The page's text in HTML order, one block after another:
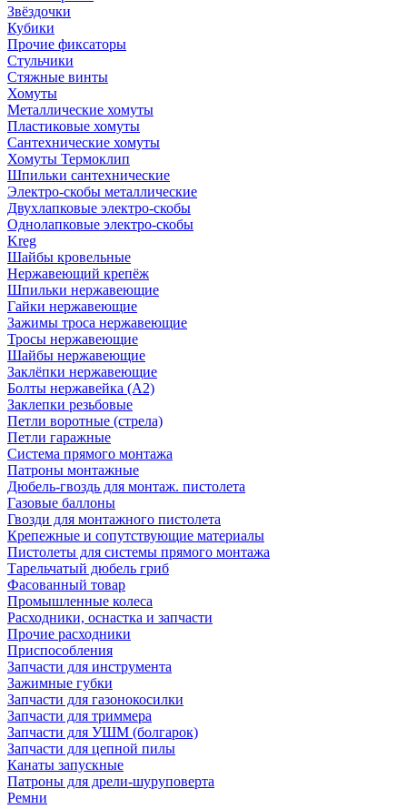
Звёздочки
Кубики
Прочие фиксаторы
Стульчики
Стяжные винты
Хомуты
Металлические хомуты
Пластиковые хомуты
Сантехнические хомуты
Хомуты Термоклип
Шпильки сантехнические
Электро-скобы металлические
Двухлапковые электро-скобы
Однолапковые электро-скобы
Kreg
Шайбы кровельные
Нержавеющий крепёж
Шпильки нержавеющие
Гайки нержавеющие
Зажимы троса нержавеющие
Тросы нержавеющие
Шайбы нержавеющие
Заклёпки нержавеющие
Болты нержавейка (А2)
Заклепки резьбовые
Петли воротные (стрела)
Петли гаражные
Система прямого монтажа
Патроны монтажные
Дюбель-гвоздь для монтаж. пистолета
Газовые баллоны
Гвозди для монтажного пистолета
Крепежные и сопутствующие материалы
Пистолеты для системы прямого монтажа
Тарельчатый дюбель гриб
Фасованный товар
Промышленные колеса
Расходники, оснастка и запчасти
Прочие расходники
Приспособления
Запчасти для инструмента
Зажимные губки
Запчасти для газонокосилки
Запчасти для триммера
Запчасти для УШМ (болгарок)
Запчасти для цепной пилы
Канаты запускные
Патроны для дрели-шуруповерта
Ремни